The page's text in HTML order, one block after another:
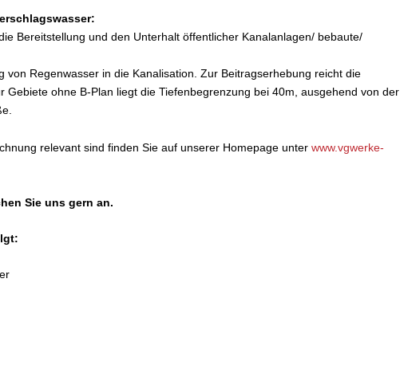
Bereitstellung und den Unterhalt öffentlicher Kanalanlagen/ bebaute/
von Regenwasser in die Kanalisation. Zur Beitragserhebung reicht die
Gebiete ohne B-Plan liegt die Tiefenbegrenzung bei 40m, ausgehend von der
relevant sind finden Sie auf unserer Homepage unter www.vgwerke-
Sie uns gern an.